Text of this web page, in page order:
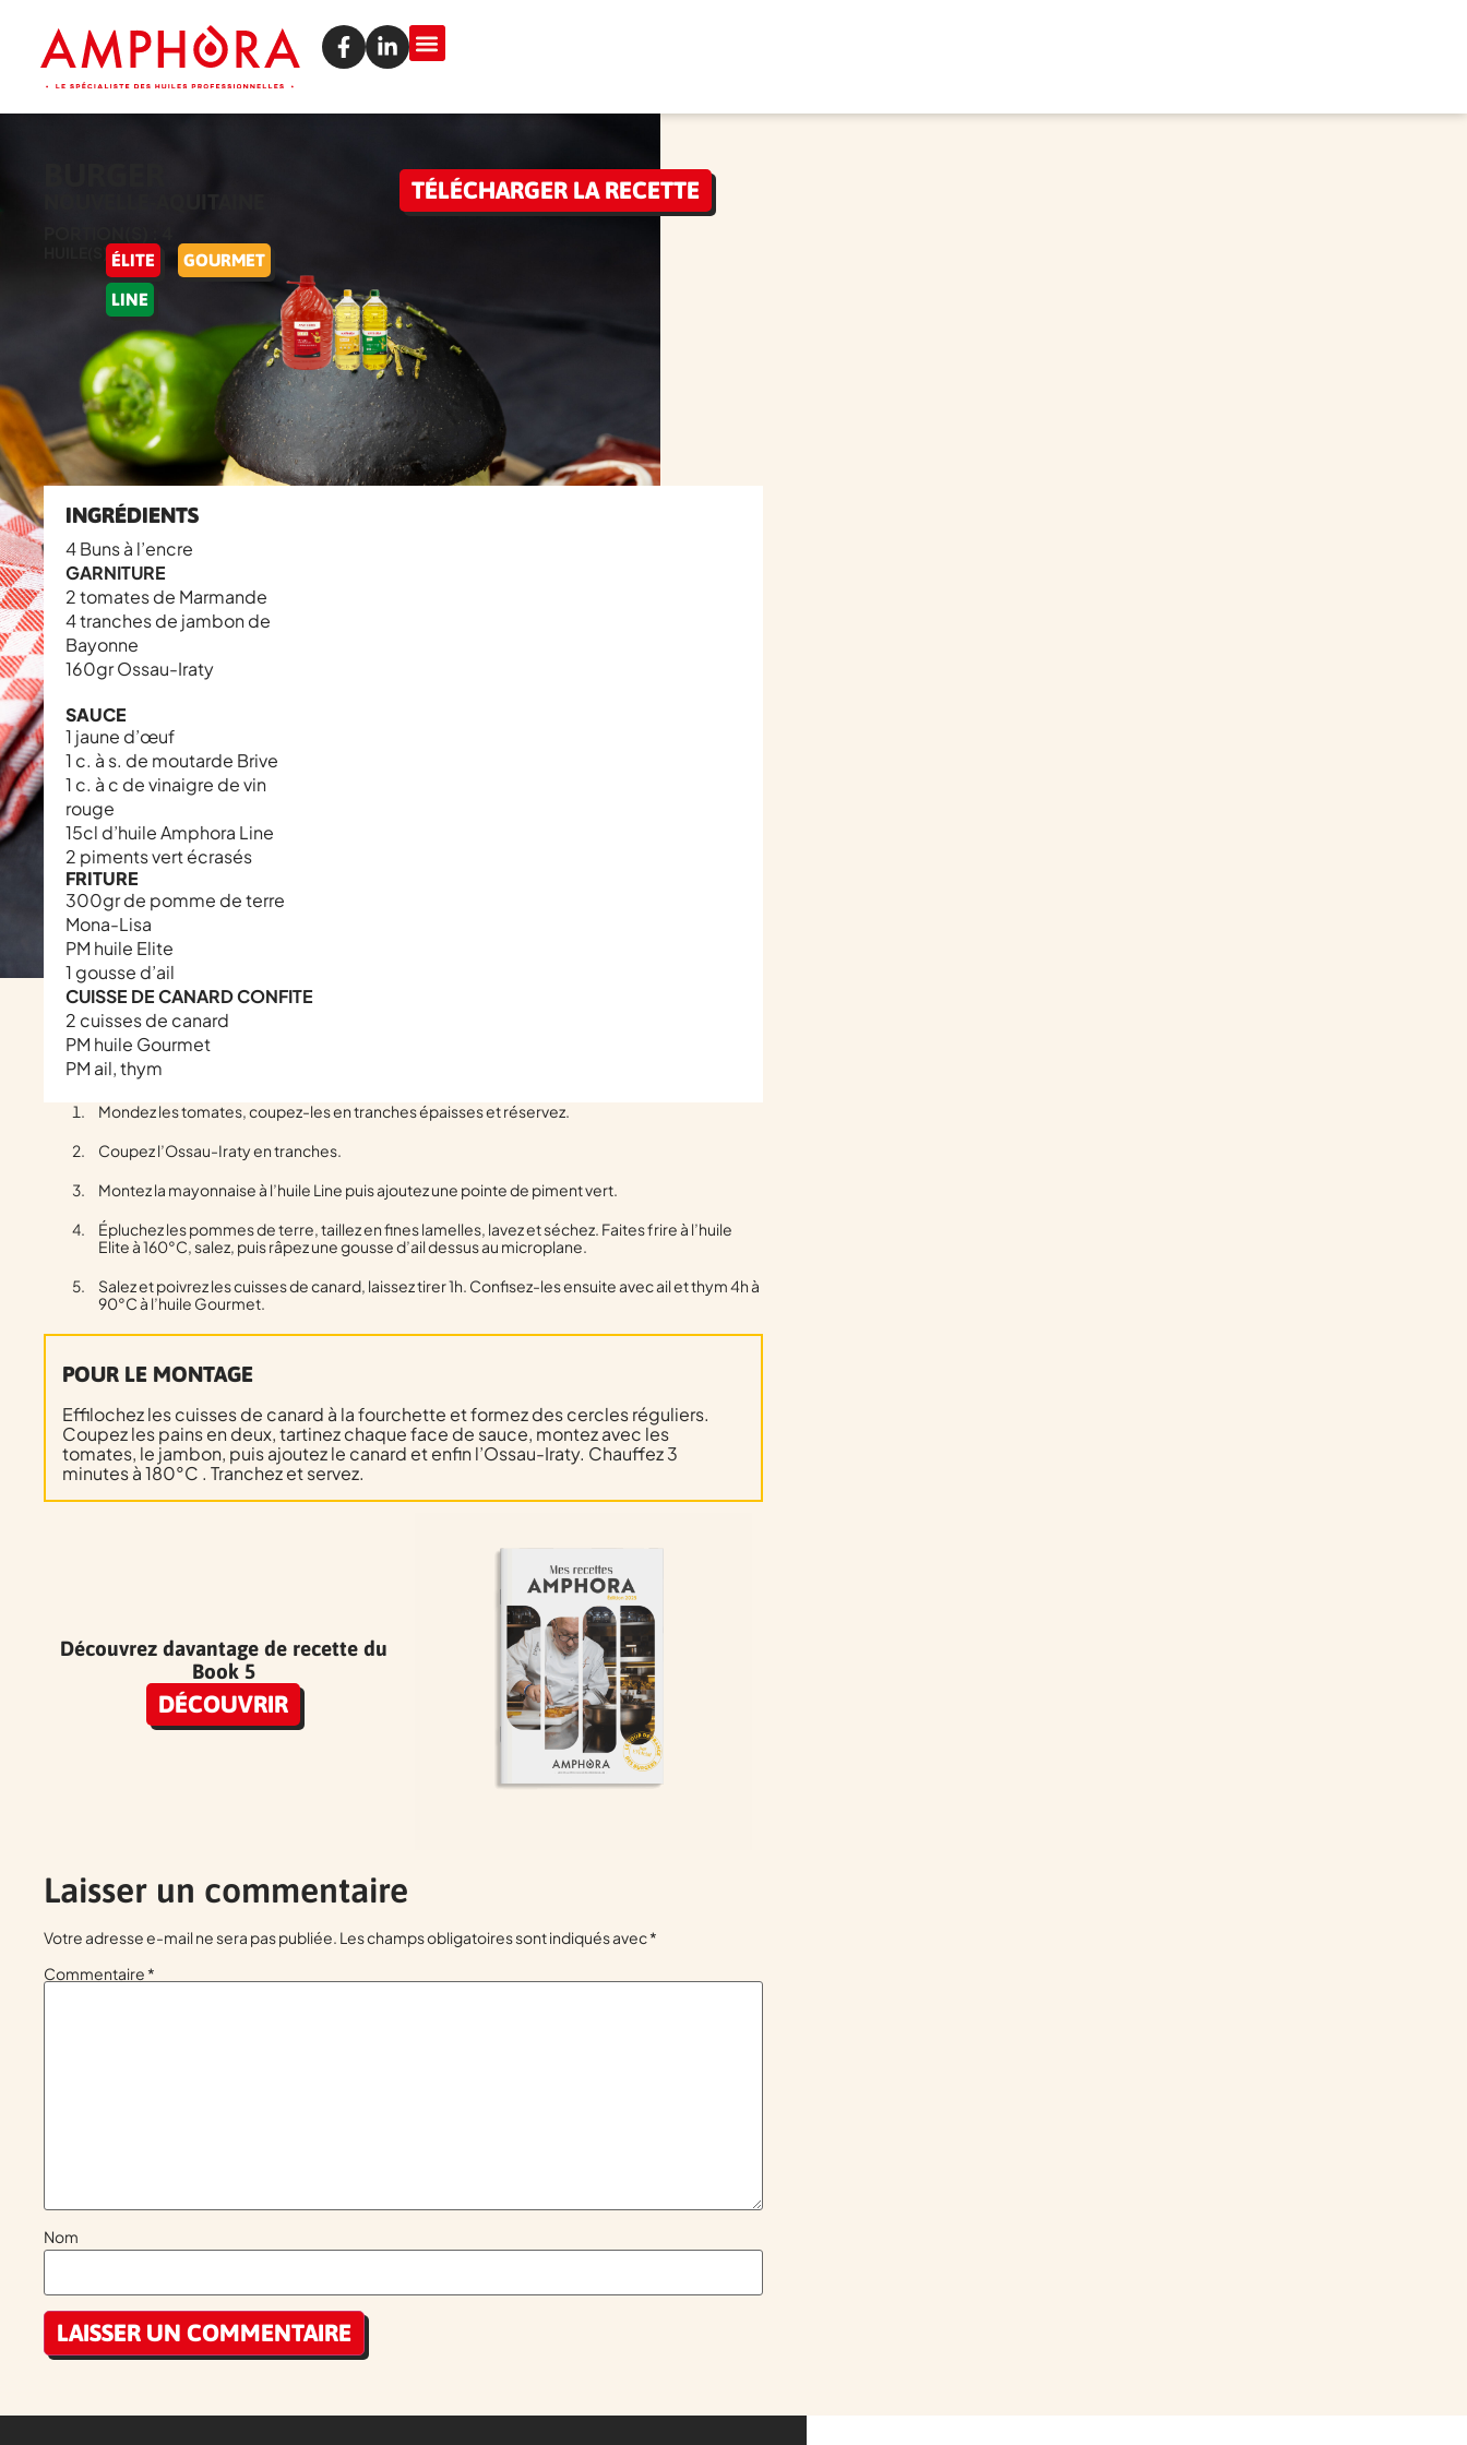
HUILE(S) :ÉLITE
GOURMET
LINE
TÉLÉCHARGER LA RECETTE
INGRÉDIENTS
4 Buns à l’encre
GARNITURE
2 tomates de Marmande
4 tranches de jambon de
Bayonne
160gr Ossau-Iraty
SAUCE
1 jaune d’œuf
1 c. à s. de moutarde Brive
1 c. à c de vinaigre de vin
rouge
15cl d’huile Amphora Line
2 piments vert écrasés
FRITURE
300gr de pomme de terre
Mona-Lisa
PM huile Elite
1 gousse d’ail
CUISSE DE CANARD CONFITE
2 cuisses de canard
PM huile Gourmet
PM ail, thym
Mondez les tomates, coupez-les en tranches épaisses et réservez.
Coupez l’Ossau-Iraty en tranches.
Montez la mayonnaise à l’huile Line puis ajoutez une pointe de piment vert.
Épluchez les pommes de terre, taillez en fines lamelles, lavez et séchez. Faites frire à l’huile
Elite à 160°C, salez, puis râpez une gousse d’ail dessus au microplane.
Salez et poivrez les cuisses de canard, laissez tirer 1h. Confisez-les ensuite avec ail et thym 4h à
90°C à l’huile Gourmet.
POUR LE MONTAGE
Effilochez les cuisses de canard à la fourchette et formez des cercles réguliers.
Coupez les pains en deux, tartinez chaque face de sauce, montez avec les
tomates, le jambon, puis ajoutez le canard et enfin l’Ossau-Iraty. Chauffez 3
minutes à 180°C . Tranchez et servez.
Découvrez davantage de recette du
Book 5
DÉCOUVRIR
Laisser un commentaire
Votre adresse e-mail ne sera pas publiée. Les champs obligatoires sont indiqués avec*
Commentaire*
Nom